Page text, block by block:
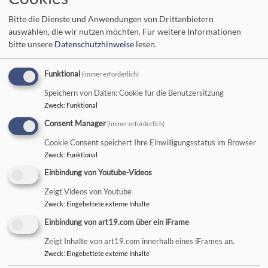
Hauptnavigation
Startseite Martin Luther
Martin Luther
Dekanatsempfang am 9.
Februar 2017
Protestanten könnten Religionsdialog
moderieren
Christian Nürnberger traut es ihnen zu
Bitte die Dienste und Anwendungen von Drittanbietern
auswählen, die wir nutzen möchten. Für weitere Informationen
bitte unsere Datenschutzhinweise lesen.
Funktional (immer erforderlich)
Speichern von Daten: Cookie für die Benutzersitzung
Zweck: Funktional
Consent Manager(immer erforderlich)
Cookie Consent speichert Ihre Einwilligungsstatus im Browser
Zweck: Funktional
Einbindung von Youtube-Videos
Zeigt Videos von Youtube
Zweck: Eingebettete externe Inhalte
Einbindung von art19.com über ein iFrame
Zeigt Inhalte von art19.com innerhalb eines iFrames an.
Zweck: Eingebettete externe Inhalte